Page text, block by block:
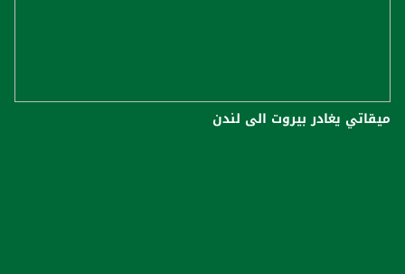
ميقاتي يغادر بيروت الى لندن